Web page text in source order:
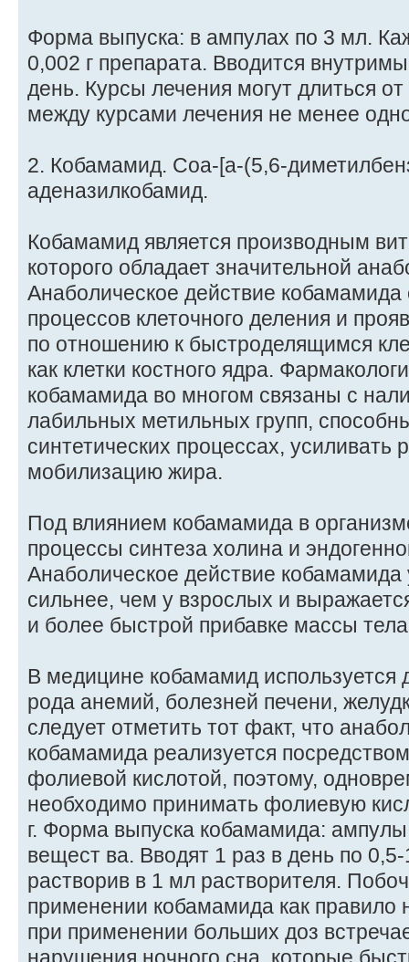
Форма выпуска: в ампулах по 3 мл.
0,002 г препарата. Вводится
день. Курсы лечения могут длиться
между курсами лечения не менее
2. Кобамамид. Соа-[а-(5,6-
аденазилкобамид.
Кобамамид является производным
которого обладает значительной
Анаболическое действие
процессов клеточного деления и
по отношению к быстроделящимся
как клетки костного ядра.
кобамамида во многом связаны с
лабильных метильных групп,
синтетических процессах, усиливать
мобилизацию жира.
Под влиянием кобамамида в
процессы синтеза холина и
Анаболическое действие кобамамида
сильнее, чем у взрослых и
и более быстрой прибавке массы
В медицине кобамамид используется
рода анемий, болезней печени,
следует отметить тот факт, что
кобамамида реализуется
фолиевой кислотой, поэтому,
необходимо принимать фолиевую
г. Форма выпуска кобамамида: ампулы
вещест ва. Вводят 1 раз в день по
растворив в 1 мл растворителя.
применении кобамамида как правило
при применении больших доз